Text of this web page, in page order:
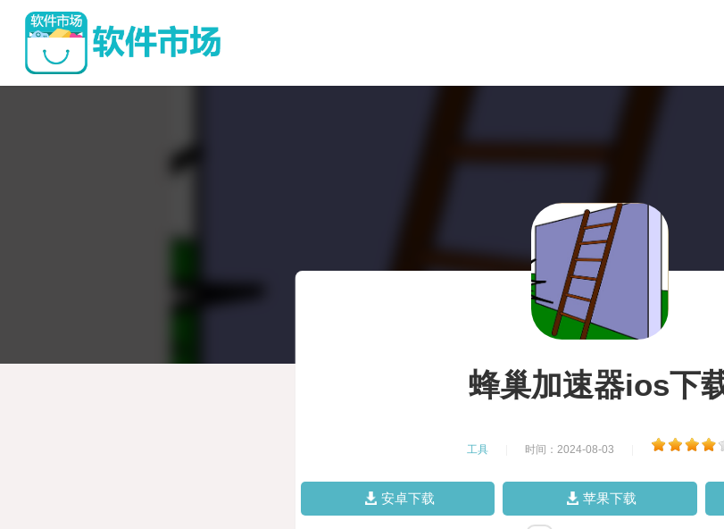
蜂巢加速器ios下
工具 时间：2024-08-03
安卓下载 苹果下载